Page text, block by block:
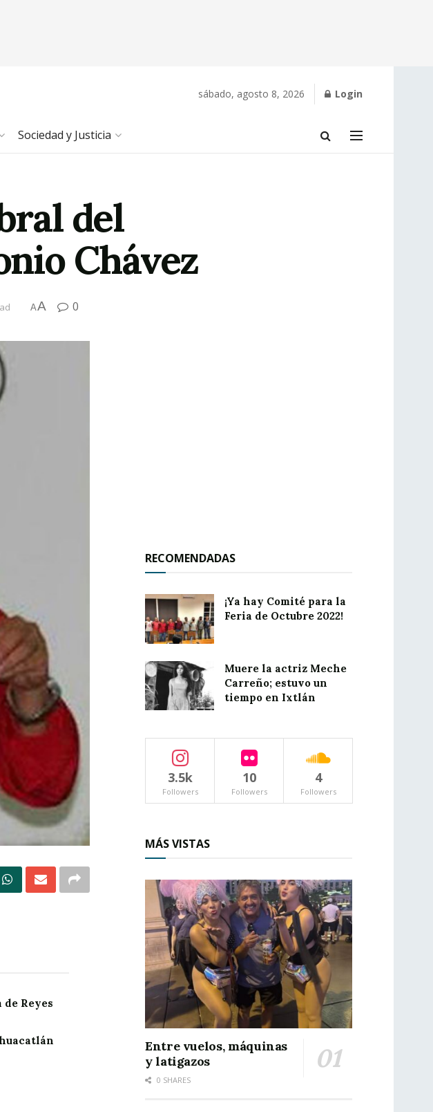
sábado, agosto 8, 2026 Login
Sociedad y Justicia
del
Chávez
AA 0
Reyes
RECOMENDADAS
¡Ya hay Comité para la
Feria de Octubre 2022!
Muere la actriz Meche
Carreño; estuvo un
tiempo en Ixtlán
3.5k
Followers
10
Followers
4
Followers
MÁS VISTAS
Entre vuelos, máquinas
y latigazos
0 SHARES